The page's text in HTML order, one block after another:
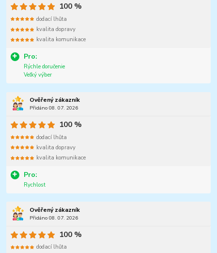
Pro:
Rýchle doručenie
Veľký výber
100 %
dodací lhůta
kvalita dopravy
kvalita komunikace
Ověřený zákazník
Přidáno 08. 07. 2026
Pro:
Rychlost
100 %
dodací lhůta
kvalita dopravy
kvalita komunikace
Ověřený zákazník
Přidáno 08. 07. 2026
100 %
dodací lhůta